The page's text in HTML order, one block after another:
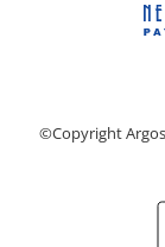
©Copyright